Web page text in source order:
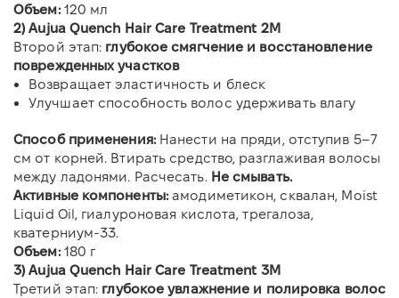
Объем:120 мл
2) Aujua Quench Hair Care Treatment 2М
Второй этап: глубокое смягчение и восстановление
поврежденных участков
Возвращает эластичность и блеск
Улучшает способность волос удерживать влагу
Способ применения:Нанести на пряди, отступив 5–7
см от корней. Втирать средство, разглаживая волосы
между ладонями. Расчесать. Не смывать.
Активные компоненты:амодиметикон, сквалан, Moist
Liquid Oil, гиалуроновая кислота, трегалоза,
кватерниум-33.
Объем:180 г
3) Aujua Quench Hair Care Treatment 3М
Третий этап: глубокое увлажнение и полировка волос